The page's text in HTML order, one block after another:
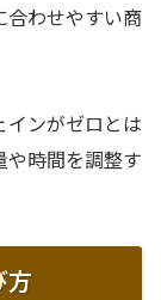
合わせやすい商
インがゼロとは
時間を調整す
方